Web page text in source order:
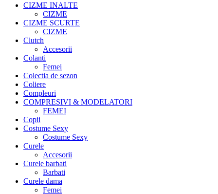
CIZME INALTE
CIZME
CIZME SCURTE
CIZME
Clutch
Accesorii
Colanti
Femei
Colectia de sezon
Coliere
Compleuri
COMPRESIVI & MODELATORI
FEMEI
Copii
Costume Sexy
Costume Sexy
Curele
Accesorii
Curele barbati
Barbati
Curele dama
Femei